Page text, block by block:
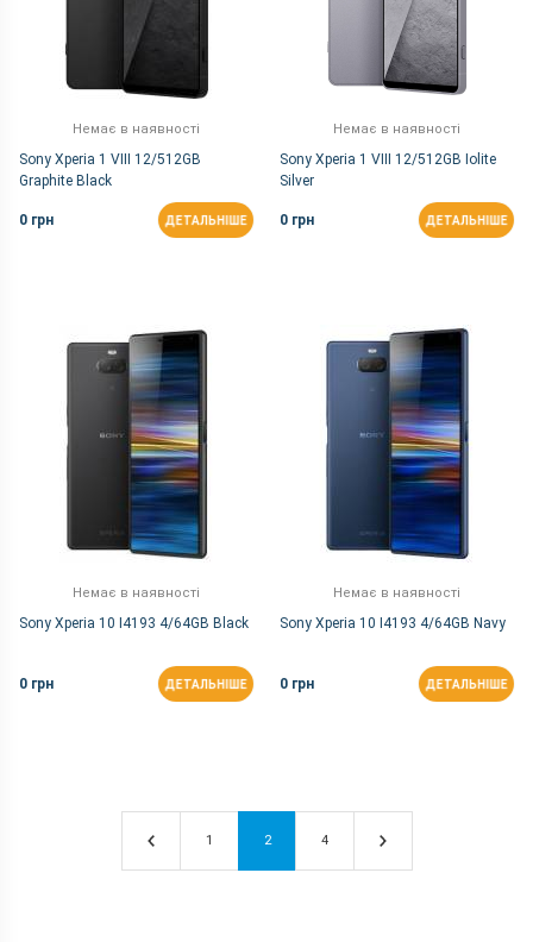
Немає в наявності
Sony Xperia 1 VIII 12/512GB
Graphite Black
0 грн ДЕТАЛЬНІШЕ
Немає в наявності
Sony Xperia 1 VIII 12/512GB Iolite
Silver
0 грн ДЕТАЛЬНІШЕ
Немає в наявності
Sony Xperia 10 I4193 4/64GB Black
0 грн ДЕТАЛЬНІШЕ
Немає в наявності
Sony Xperia 10 I4193 4/64GB Navy
0 грн ДЕТАЛЬНІШЕ
1 2 4